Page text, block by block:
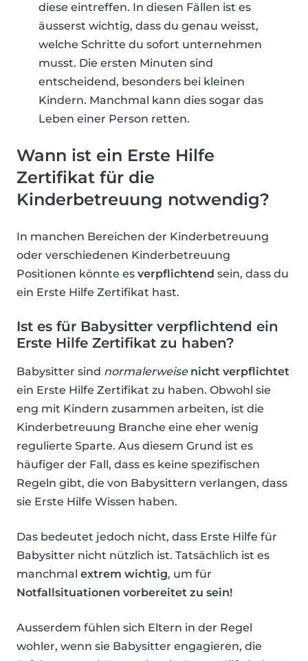
diese eintreffen. In diesen Fällen ist es
äusserst wichtig, dass du genau weisst,
welche Schritte du sofort unternehmen
musst. Die ersten Minuten sind
entscheidend, besonders bei kleinen
Kindern. Manchmal kann dies sogar das
Leben einer Person retten.
Wann ist ein Erste Hilfe
Zertifikat für die
Kinderbetreuung notwendig?
In manchen Bereichen der Kinderbetreuung
oder verschiedenen Kinderbetreuung
Positionen könnte es verpflichtend sein, dass du
ein Erste Hilfe Zertifikat hast.
Ist es für Babysitter verpflichtend ein
Erste Hilfe Zertifikat zu haben?
Babysitter sind normalerweise nicht verpflichtet
ein Erste Hilfe Zertifikat zu haben. Obwohl sie
eng mit Kindern zusammen arbeiten, ist die
Kinderbetreuung Branche eine eher wenig
regulierte Sparte. Aus diesem Grund ist es
häufiger der Fall, dass es keine spezifischen
Regeln gibt, die von Babysittern verlangen, dass
sie Erste Hilfe Wissen haben.
Das bedeutet jedoch nicht, dass Erste Hilfe für
Babysitter nicht nützlich ist. Tatsächlich ist es
manchmal extrem wichtig, um für
Notfallsituationen vorbereitet zu sein!
Ausserdem fühlen sich Eltern in der Regel
wohler, wenn sie Babysitter engagieren, die